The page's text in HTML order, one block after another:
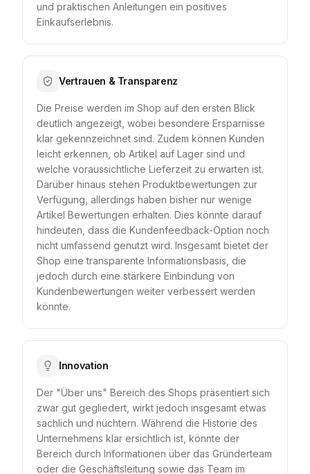
und praktischen Anleitungen ein positives
Einkaufserlebnis.
Vertrauen & Transparenz
Die Preise werden im Shop auf den ersten Blick
deutlich angezeigt, wobei besondere Ersparnisse
klar gekennzeichnet sind. Zudem können Kunden
leicht erkennen, ob Artikel auf Lager sind und
welche voraussichtliche Lieferzeit zu erwarten ist.
Darüber hinaus stehen Produktbewertungen zur
Verfügung, allerdings haben bisher nur wenige
Artikel Bewertungen erhalten. Dies könnte darauf
hindeuten, dass die Kundenfeedback-Option noch
nicht umfassend genutzt wird. Insgesamt bietet der
Shop eine transparente Informationsbasis, die
jedoch durch eine stärkere Einbindung von
Kundenbewertungen weiter verbessert werden
könnte.
Innovation
Der "Über uns" Bereich des Shops präsentiert sich
zwar gut gegliedert, wirkt jedoch insgesamt etwas
sachlich und nüchtern. Während die Historie des
Unternehmens klar ersichtlich ist, könnte der
Bereich durch Informationen über das Gründerteam
oder die Geschäftsleitung sowie das Team im